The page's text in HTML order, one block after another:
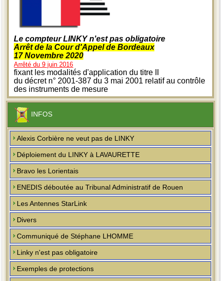
Le compteur LINKY n'est pas obligatoire
Arrêt de la Cour d'Appel de Bordeaux
17 Novembre 2020
Arrêté du 9 juin 2016
fixant les modalités d'application du titre II
du décret n° 2001-387 du 3 mai 2001 relatif au contrôle
des instruments de mesure
INFOS
Alexis Corbière ne veut pas de LINKY
Déploiement du LINKY à LAVAURETTE
Bravo les Lorientais
ENEDIS déboutée au Tribunal Administratif de Rouen
Les Antennes StarLink
Divers
Communiqué de Stéphane LHOMME
Linky n'est pas obligatoire
Exemples de protections